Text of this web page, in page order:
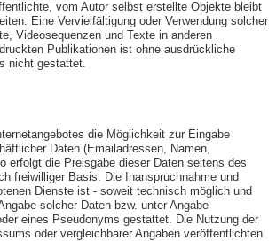
vom Autor selbst erstellte Objekte bleibt
Eine Vervielfältigung oder Verwendung solcher
Videosequenzen und Texte in anderen
Publikationen ist ohne ausdrückliche
nicht gestattet.
die Möglichkeit zur Eingabe
Daten (Emailadressen, Namen,
erfolgt die Preisgabe dieser Daten seitens des
freiwilliger Basis. Die Inanspruchnahme und
Dienste ist - soweit technisch möglich und
solcher Daten bzw. unter Angabe
eines Pseudonyms gestattet. Die Nutzung der
oder vergleichbarer Angaben veröffentlichten